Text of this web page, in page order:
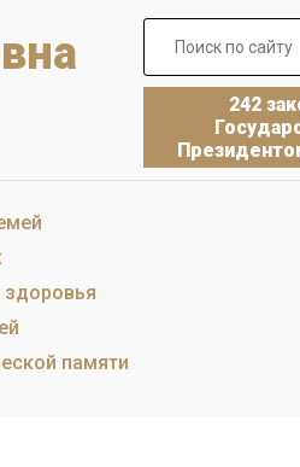
242
памяти